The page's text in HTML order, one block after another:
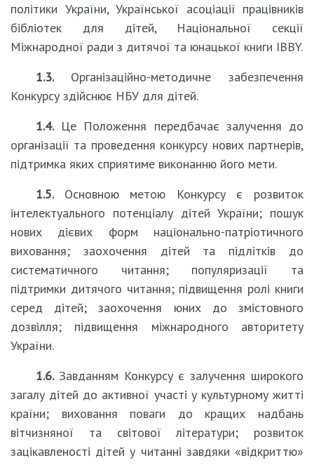
політики України, Української асоціації працівників
бібліотек для дітей, Національної секції
Міжнародної ради з дитячої та юнацької книги IBBY.
1.3. Організаційно-методичне забезпечення
Конкурсу здійснює НБУ для дітей.
1.4.Це Положення передбачає залучення до
організації та проведення конкурсу нових партнерів,
підтримка яких сприятиме виконанню його мети.
1.5. Основною метою Конкурсу є розвиток
інтелектуального потенціалу дітей України; пошук
нових дієвих форм національно-патріотичного
виховання; заохочення дітей та підлітків до
систематичного читання; популяризації та
підтримки дитячого читання; підвищення ролі книги
серед дітей; заохочення юних до змістовного
дозвілля; підвищення міжнародного авторитету
України.
1.6. Завданням Конкурсу є залучення широкого
загалу дітей до активної участі у культурному житті
країни; виховання поваги до кращих надбань
вітчизняної та світової літератури; розвиток
зацікавленості дітей у читанні завдяки «відкриттю»